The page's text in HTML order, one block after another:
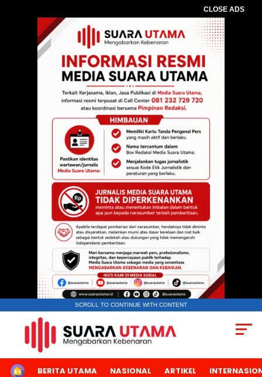
CLOSE ADS
SCROLL TO CONTINUE WITH CONTENT
HOMEBERITA UTAMA NASIONAL ARTIKEL